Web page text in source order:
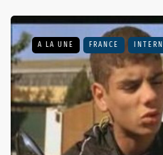
A LA UNE FRANCE